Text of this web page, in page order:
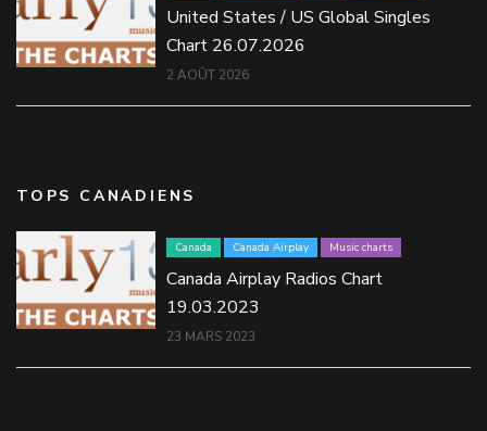
United States / US Global Singles
Chart 26.07.2026
2 AOÛT 2026
TOPS CANADIENS
Canada Canada Airplay Music charts
Canada Airplay Radios Chart
19.03.2023
23 MARS 2023